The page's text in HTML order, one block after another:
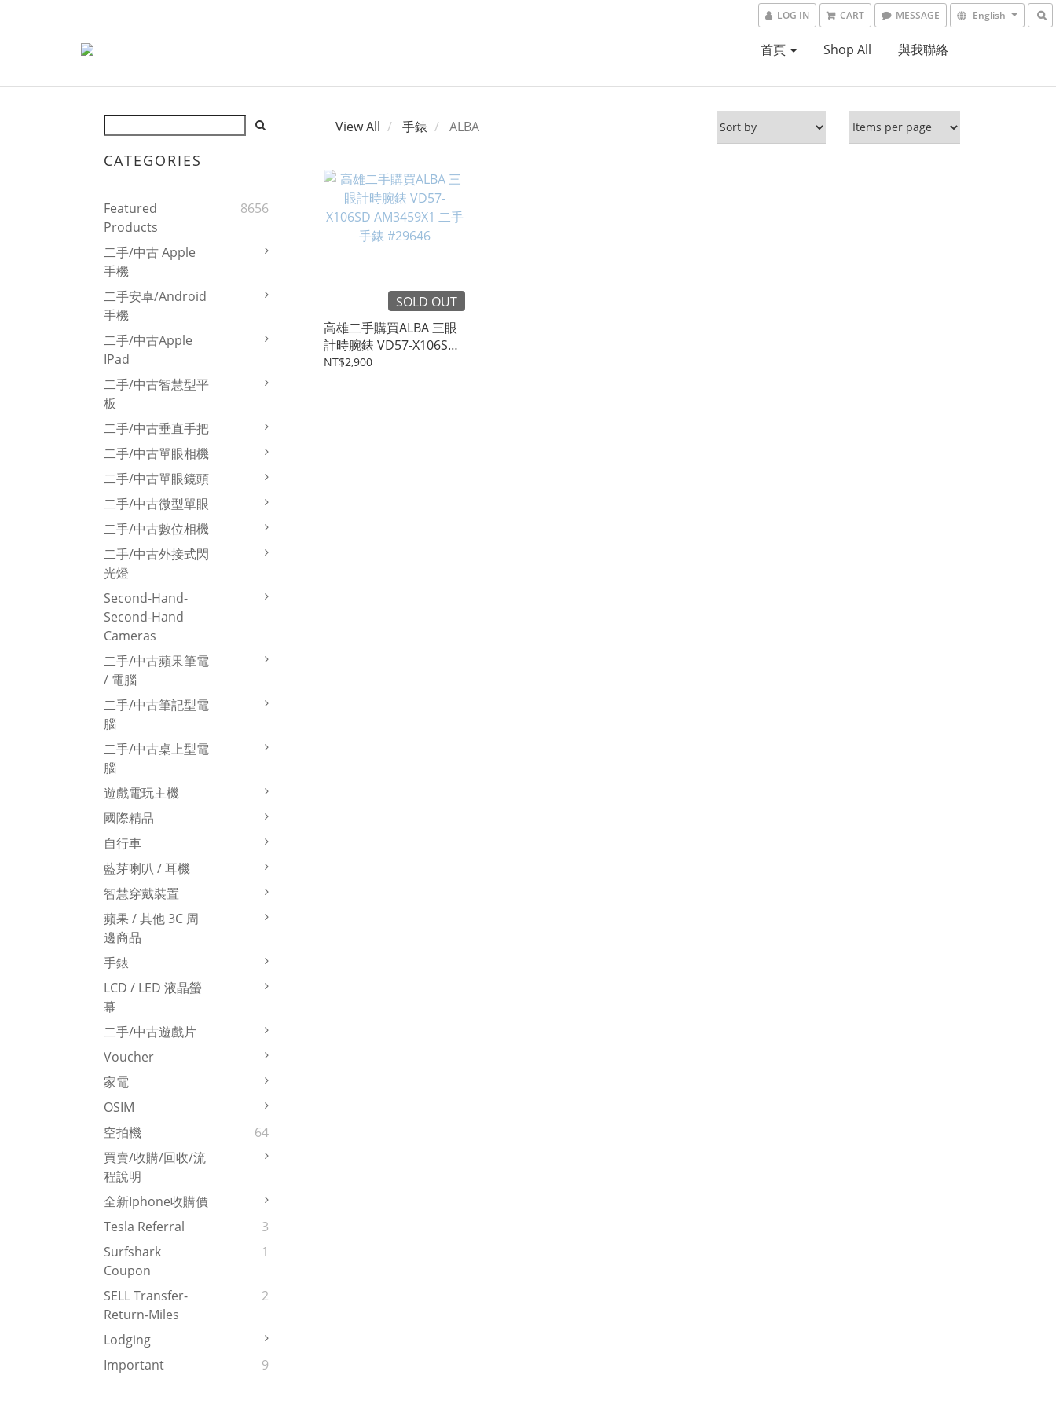
LOG IN CART MESSAGE English
首頁 Shop All 與我聯絡
CATEGORIES
Featured
Products
8656
二手/中古 Apple
手機
二手安卓/Android
手機
二手/中古Apple
IPad
二手/中古智慧型平
板
二手/中古垂直手把
二手/中古單眼相機
二手/中古單眼鏡頭
二手/中古微型單眼
二手/中古數位相機
二手/中古外接式閃
光燈
Second-Hand-
Second-Hand
Cameras
二手/中古蘋果筆電
/ 電腦
二手/中古筆記型電
腦
二手/中古桌上型電
腦
遊戲電玩主機
國際精品
自行車
藍芽喇叭 / 耳機
智慧穿戴裝置
蘋果 / 其他 3C 周
邊商品
手錶
LCD / LED 液晶螢
幕
二手/中古遊戲片
Voucher
家電
OSIM
空拍機
64
買賣/收購/回收/流
程說明
全新iphone收購價
Tesla Referral
3
Surfshark
Coupon
1
SELL Transfer-
Return-Miles
2
Lodging
Important
9
View All 手錶 ALBA
SOLD OUT
高雄二手購買ALBA 三眼
計時腕錶 VD57-X106SD
AM3459X1 二手手錶
NT$2,900